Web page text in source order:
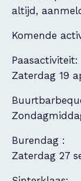
altijd,
Komende
Paasactiviteit:
Zaterdag 19
Burendag :
Zaterdag 27